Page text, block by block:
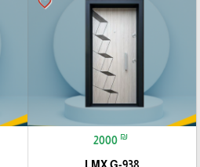
2000 ₪
LMX G-938